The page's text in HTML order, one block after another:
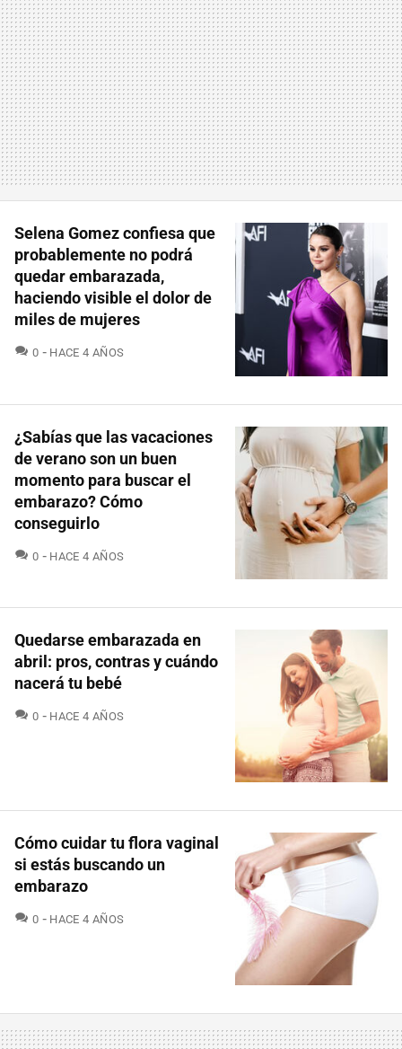
Selena Gomez confiesa que
probablemente no podrá
quedar embarazada,
haciendo visible el dolor de
miles de mujeres
0 COMENTARIOS
HACE 4 AÑOS
¿Sabías que las vacaciones
de verano son un buen
momento para buscar el
embarazo? Cómo
conseguirlo
0 COMENTARIOS
HACE 4 AÑOS
Quedarse embarazada en
abril: pros, contras y cuándo
nacerá tu bebé
0 COMENTARIOS
HACE 4 AÑOS
Cómo cuidar tu flora vaginal
si estás buscando un
embarazo
0 COMENTARIOS
HACE 4 AÑOS